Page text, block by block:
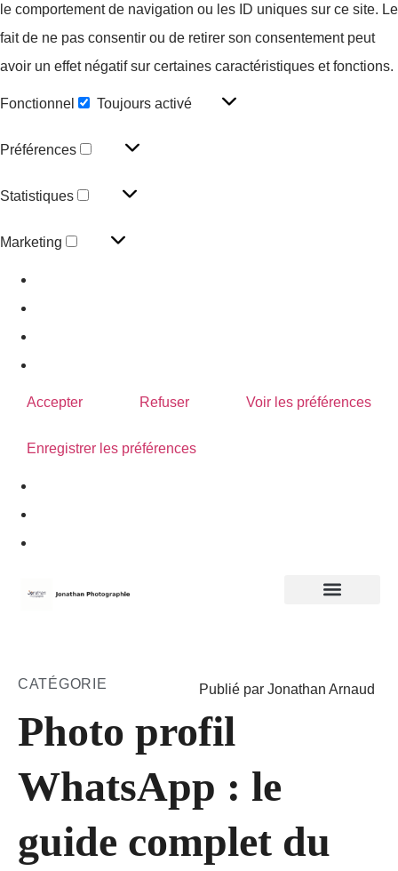
le comportement de navigation ou les ID uniques sur ce site. Le
fait de ne pas consentir ou de retirer son consentement peut
avoir un effet négatif sur certaines caractéristiques et fonctions.
Fonctionnel Toujours activé
Préférences
Statistiques
Marketing
Accepter Refuser Voir les préférences
Enregistrer les préférences
CATÉGORIE Publié par Jonathan Arnaud
Photo profil
WhatsApp : le
guide complet du